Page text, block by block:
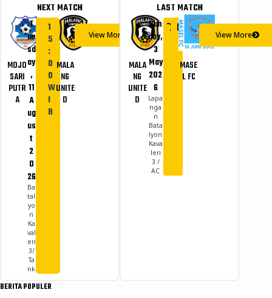
NEXT MATCH
MOJO
SARI
PUTR
A
T
ue
sd
ay
,
11
A
ug
us
t
2
0
26
Ba
tal
yo
n
Ka
val
eri
3/
Ta
nk
1
5
:
0
0
W
I
B
MALA
NG
UNITE
D
View More
LAST MATCH
MALA
NG
UNITE
D
Sun
day,
3
May
202
6
Lapa
nga
n
Bata
lyon
Kava
leri
3 /
AC
2
- 0
MASE
L FC
View More
BERITA POPULER